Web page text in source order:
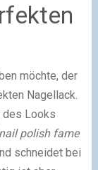
möchte, der
Nagellack.
des Looks
polish fame
schneidet bei